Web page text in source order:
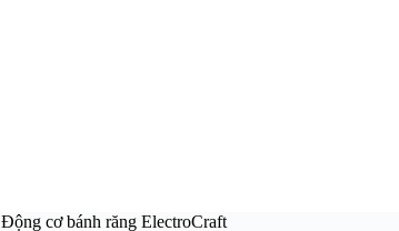
Động cơ bánh răng ElectroCraft